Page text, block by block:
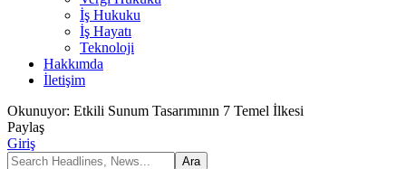
İş Hukuku
İş Hayatı
Teknoloji
Hakkımda
İletişim
Okunuyor: Etkili Sunum Tasarımının 7 Temel İlkesi
Paylaş
Giriş